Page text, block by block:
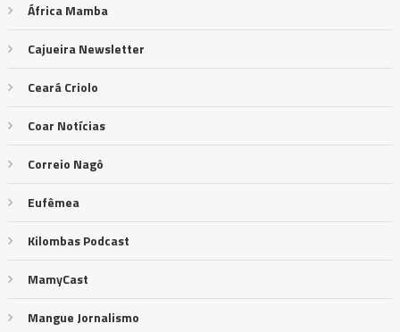
África Mamba
Cajueira Newsletter
Ceará Criolo
Coar Notícias
Correio Nagô
Eufêmea
Kilombas Podcast
MamyCast
Mangue Jornalismo